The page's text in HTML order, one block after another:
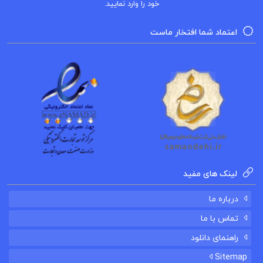
کتاب صوتی ژن خودخواه
خلاصه کتاب ژن خودخواه
دانلود کتاب ژن خودخواه
نقد کتاب ژن خودخواه
خود را وارد نمایید.
اعتماد شما افتخار ماست
لینک های مفید
درباره ما
تماس با ما
راهنمای دانلود
Sitemap